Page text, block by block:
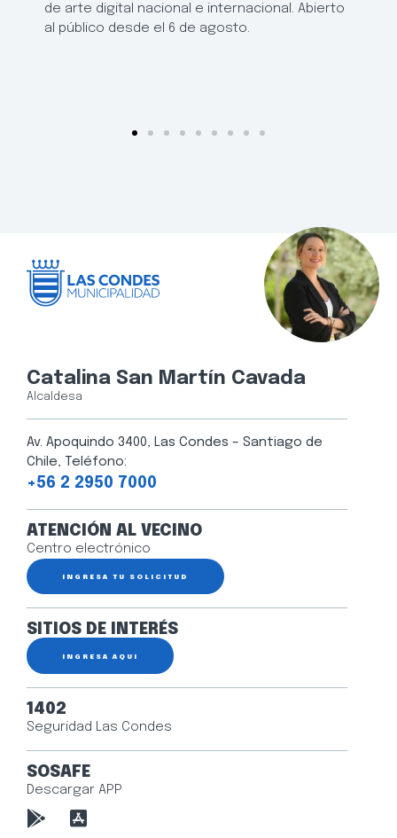
de arte digital nacional e internacional. Abierto
al público desde el 6 de agosto.
Catalina San Martín Cavada
Alcaldesa
Av. Apoquindo 3400, Las Condes – Santiago de
Chile, Teléfono:
+56 2 2950 7000
ATENCIÓN AL VECINO
Centro electrónico
INGRESA TU SOLICITUD
SITIOS DE INTERÉS
INGRESA AQUÍ
1402
Seguridad Las Condes
SOSAFE
Descargar APP